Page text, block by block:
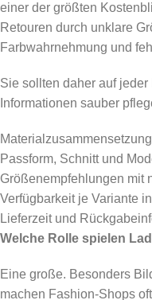
einer der größten
Retouren durch unklare
Farbwahrnehmung und
Sie sollten daher auf
Informationen sauber
Passform, Schnitt und
Größenempfehlungen mit
Verfügbarkeit je Variante
Lieferzeit und
Welche Rolle spielen
Eine große. Besonders
machen Fashion-Shops